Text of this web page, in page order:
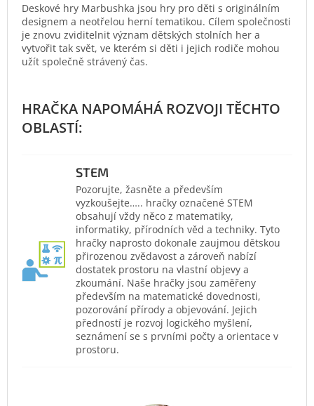
Deskové hry Marbushka jsou hry pro děti s originálním
designem a neotřelou herní tematikou. Cílem společnosti
je znovu zviditelnit význam dětských stolních her a
vytvořit tak svět, ve kterém si děti i jejich rodiče mohou
užít společně strávený čas.
STEM
Pozorujte, žasněte a především
vyzkoušejte….. hračky označené STEM
obsahují vždy něco z matematiky,
informatiky, přírodních věd a techniky. Tyto
hračky naprosto dokonale zaujmou dětskou
přirozenou zvědavost a zároveň nabízí
dostatek prostoru na vlastní objevy a
zkoumání. Naše hračky jsou zaměřeny
především na matematické dovednosti,
pozorování přírody a objevování. Jejich
předností je rozvoj logického myšlení,
seznámení se s prvními počty a orientace v
prostoru.